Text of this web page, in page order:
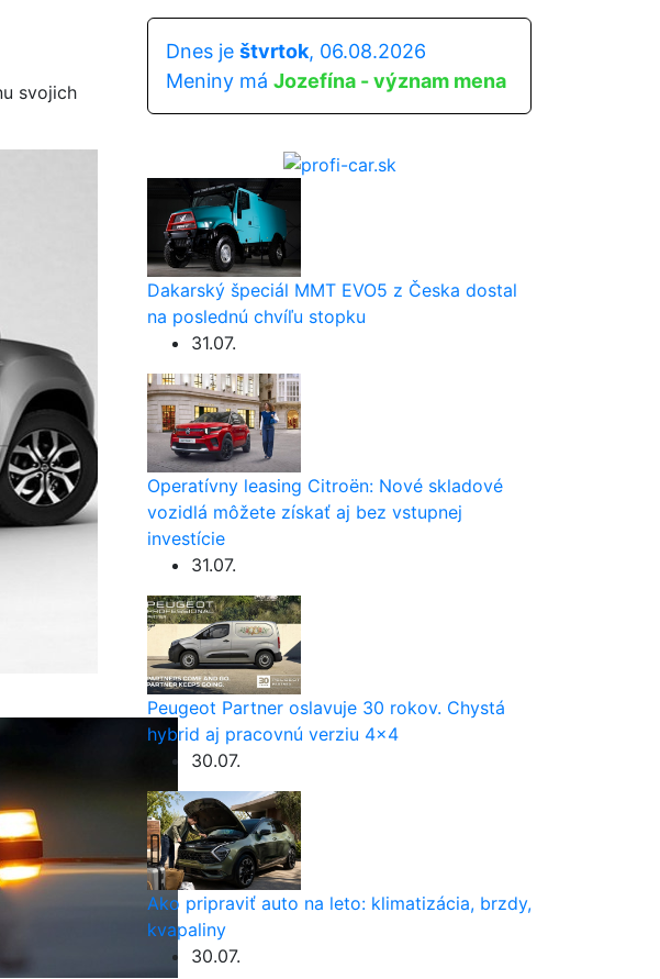
svojich
Dnes je štvrtok, 06.08.2026
Meniny má Jozefína - význam mena
Dakarský špeciál MMT EVO5 z Česka dostal
na poslednú chvíľu stopku
31.07.
Operatívny leasing Citroën: Nové skladové
vozidlá môžete získať aj bez vstupnej
investície
31.07.
Peugeot Partner oslavuje 30 rokov. Chystá
hybrid aj pracovnú verziu 4×4
30.07.
Ako pripraviť auto na leto: klimatizácia, brzdy,
kvapaliny
30.07.